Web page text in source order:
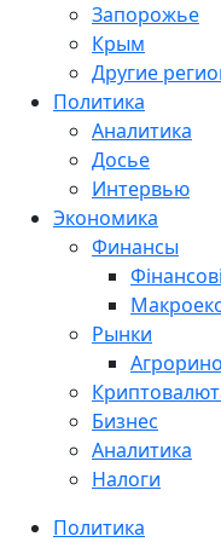
Запорожье
Крым
Другие
Политика
Аналитика
Досье
Интервью
Экономика
Финансы
Рынки
Бизнес
Аналитика
Налоги
Политика